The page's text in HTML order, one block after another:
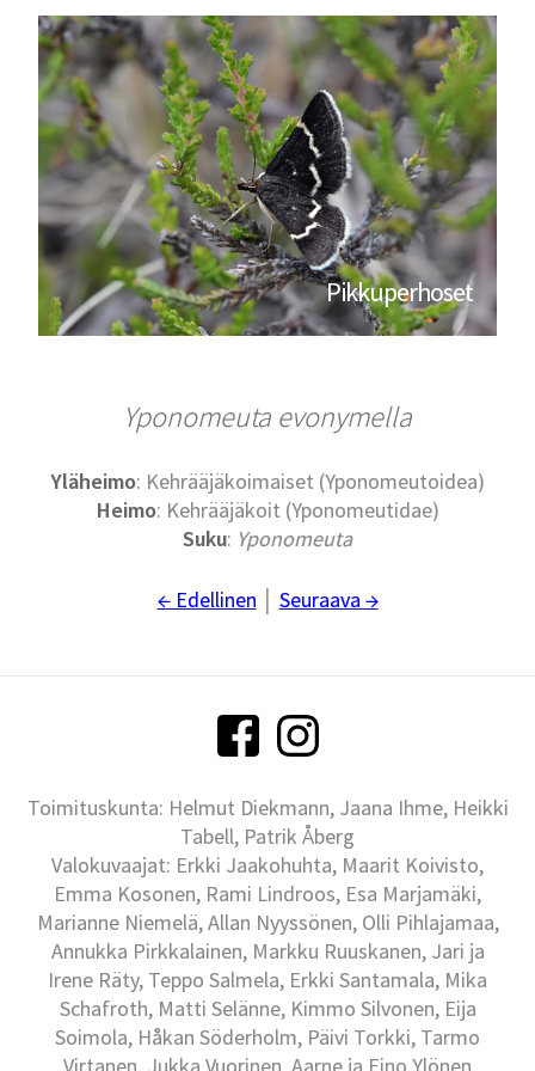
Pikkuperhoset
Yponomeuta evonymella
Yläheimo: Kehrääjäkoimaiset (Yponomeutoidea)
Heimo: Kehrääjäkoit (Yponomeutidae)
Suku: Yponomeuta
← Edellinen Seuraava →
Toimituskunta: Helmut Diekmann, Jaana Ihme, Heikki
Tabell, Patrik Åberg
Valokuvaajat: Erkki Jaakohuhta, Maarit Koivisto,
Emma Kosonen, Rami Lindroos, Esa Marjamäki,
Marianne Niemelä, Allan Nyyssönen, Olli Pihlajamaa,
Annukka Pirkkalainen, Markku Ruuskanen, Jari ja
Irene Räty, Teppo Salmela, Erkki Santamala, Mika
Schafroth, Matti Selänne, Kimmo Silvonen, Eija
Soimola, Håkan Söderholm, Päivi Torkki, Tarmo